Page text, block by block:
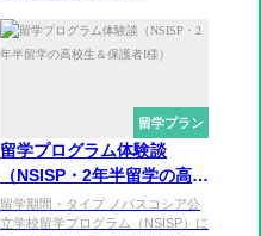
留学プラン
留学プログラム体験談
（NSISP・2年半留学の高校
生＆保護者I様）
留学期間・タイプ ノバスコシア公
立学校留学プログラム（NSISP）に